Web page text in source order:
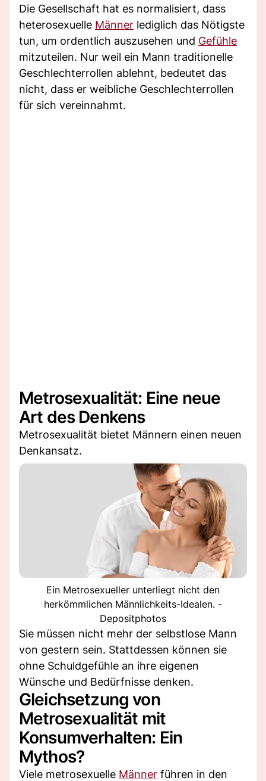
Die Gesellschaft hat es normalisiert, dass
heterosexuelle Männer lediglich das Nötigste
tun, um ordentlich auszusehen und Gefühle
mitzuteilen. Nur weil ein Mann traditionelle
Geschlechterrollen ablehnt, bedeutet das
nicht, dass er weibliche Geschlechterrollen
für sich vereinnahmt.
Metrosexualität: Eine neue
Art des Denkens
Metrosexualität bietet Männern einen neuen
Denkansatz.
Ein Metrosexueller unterliegt nicht den
herkömmlichen Männlichkeits-Idealen. -
Depositphotos
Sie müssen nicht mehr der selbstlose Mann
von gestern sein. Stattdessen können sie
ohne Schuldgefühle an ihre eigenen
Wünsche und Bedürfnisse denken.
Gleichsetzung von
Metrosexualität mit
Konsumverhalten: Ein
Mythos?
Viele metrosexuelle Männer führen in den